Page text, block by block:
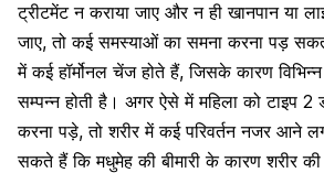
ट्रीटमेंट न कराया जाए और न ही खानपान या
जाए, तो कई समस्याओं का समना करना पड़
में कई हॉर्मोनल चेंज होते हैं, जिसके कारण
सम्पन्न होती है। अगर ऐसे में महिला को टाइप 2
करना पड़े, तो शरीर में कई परिवर्तन नजर आने
सकते हैं कि मधुमेह की बीमारी के कारण शरीर की